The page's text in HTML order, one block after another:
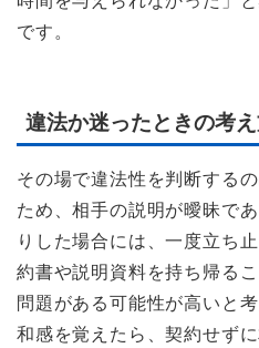
です。
違法か迷ったときの考
その場で違法性を判断する
ため、相手の説明が曖昧で
りした場合には、一度立ち
約書や説明資料を持ち帰る
問題がある可能性が高いと
和感を覚えたら、契約せず